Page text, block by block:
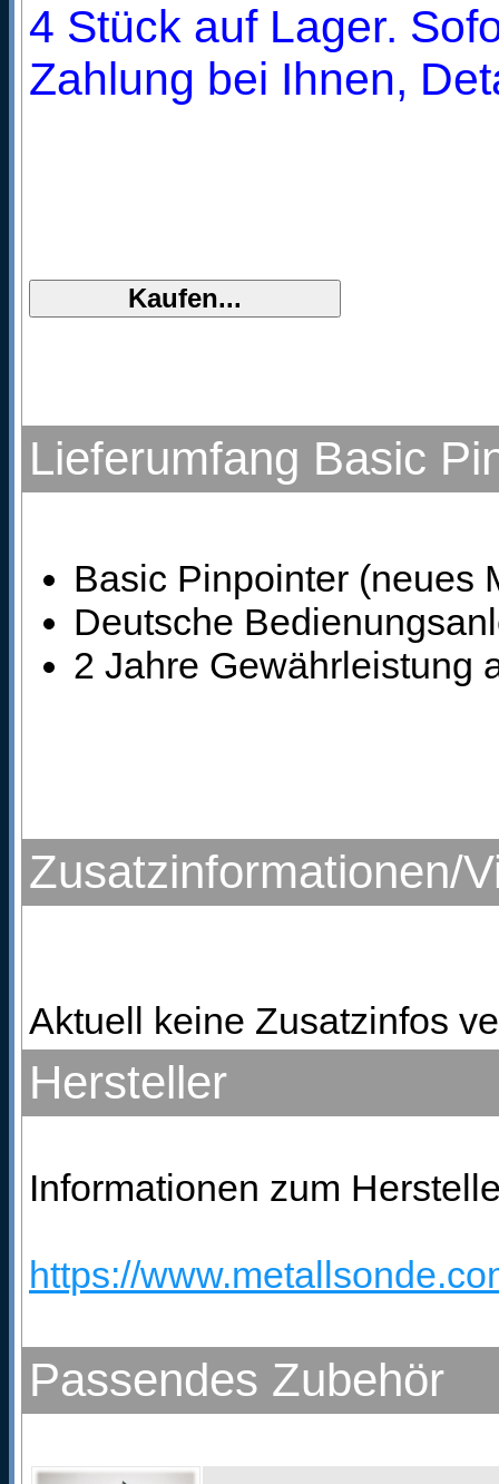
4 Stück auf Lager.
Zahlung bei Ihnen,
Lieferumfang Basic
Basic Pinpointer (neues
Deutsche
2 Jahre Gewährleistung
Zusatzinformationen/
Aktuell keine Zusatzinfos
Hersteller
Informationen zum
https://
Passendes Zubehör